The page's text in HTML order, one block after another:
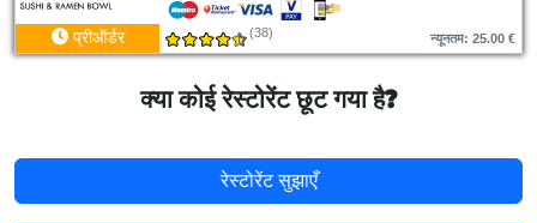
प्रीऑर्डर (38) न्यूनतम: 25.00 €
क्या कोई रेस्टोरेंट छूट गया है?
रेस्टोरेंट सुझाएँ